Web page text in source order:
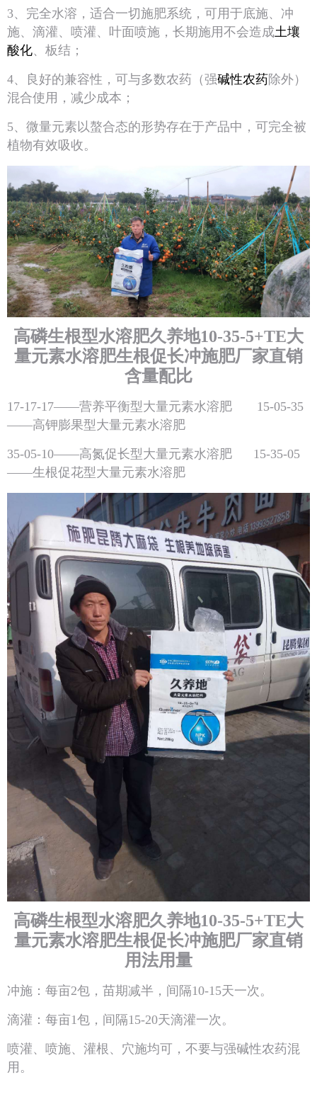
3、完全水溶，适合一切施肥系统，可用于底施、冲
施、滴灌、喷灌、叶面喷施，长期施用不会造成土壤
酸化、板结；
4、良好的兼容性，可与多数农药（强碱性农药除外）
混合使用，减少成本；
5、微量元素以螯合态的形势存在于产品中，可完全被
植物有效吸收。
高磷生根型水溶肥久养地10-35-5+TE大
量元素水溶肥生根促长冲施肥厂家直销
含量配比
17-17-17——营养平衡型大量元素水溶肥 15-05-35
——高钾膨果型大量元素水溶肥
35-05-10——高氮促长型大量元素水溶肥 15-35-05
——生根促花型大量元素水溶肥
高磷生根型水溶肥久养地10-35-5+TE大
量元素水溶肥生根促长冲施肥厂家直销
用法用量
冲施：每亩2包，苗期减半，间隔10-15天一次。
滴灌：每亩1包，间隔15-20天滴灌一次。
喷灌、喷施、灌根、穴施均可，不要与强碱性农药混
用。